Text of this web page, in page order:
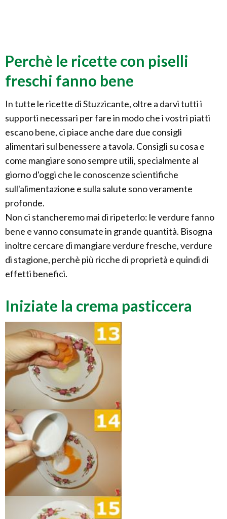
Perchè le ricette con piselli
freschi fanno bene
In tutte le ricette di Stuzzicante, oltre a darvi tutti i
supporti necessari per fare in modo che i vostri piatti
escano bene, ci piace anche dare due consigli
alimentari sul benessere a tavola. Consigli su cosa e
come mangiare sono sempre utili, specialmente al
giorno d'oggi che le conoscenze scientifiche
sull'alimentazione e sulla salute sono veramente
profonde.
Non ci stancheremo mai di ripeterlo: le verdure fanno
bene e vanno consumate in grande quantità. Bisogna
inoltre cercare di mangiare verdure fresche, verdure
di stagione, perchè più ricche di proprietà e quindi di
effetti benefici.
Iniziate la crema pasticcera